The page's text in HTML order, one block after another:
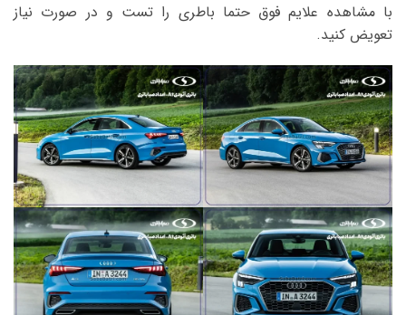
با مشاهده علایم فوق حتما باطری را تست و در صورت نیاز
تعویض کنید.